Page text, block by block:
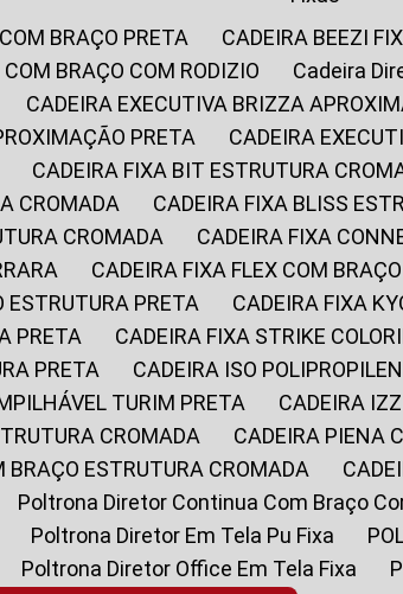
BRAÇO PRETA
CADEIRA BEEZI
COM BRAÇO COM RODIZIO
Cadeira
CADEIRA EXECUTIVA BRIZZA
PRETA
CADEIRA
CADEIRA FIXA BIT ESTRUTURA
CROMADA
CADEIRA FIXA BLISS
CROMADA
CADEIRA FIXA
CADEIRA FIXA FLEX COM
ESTRUTURA PRETA
CADEIRA FIXA
PRETA
CADEIRA FIXA STRIKE
PRETA
CADEIRA ISO
TURIM PRETA
CADEIRA
CROMADA
CADEIRA PIENA
BRAÇO ESTRUTURA CROMADA
Poltrona Diretor Continua Com Braço
Poltrona Diretor Em Tela Pu Fixa
Poltrona Diretor Office Em Tela Fixa